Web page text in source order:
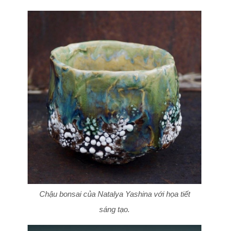
Chậu bonsai của Natalya Yashina với họa tiết
sáng tạo.